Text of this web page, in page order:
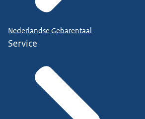
Nederlandse Gebarentaal
Service